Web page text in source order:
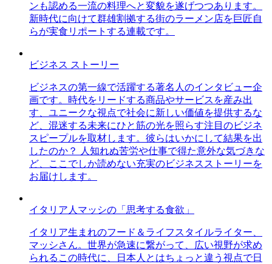
ンも認める一流の料理へと変貌を遂げつつあります。
新時代に向けて群雄割拠する街のラーメン店を巨匠自
らが実食リポートする連載です。
ビジネス ストーリー
ビジネスの第一線で活躍する著名人のインタビュー企
画です。時代をリードする商品やサービスを産み出
す、ユニークな視点で社会に新しい価値を提供するな
ど、混迷する未来にひと筋の光を照らす注目のビジネ
スピープルを取材します。彼らはいかにして結果を出
したのか？ 人知れぬ苦労や仕事で得た意外な気づきな
ど、ここでしか読めない充実のビジネスストーリーを
お届けします。
イタリア人マッシの「思考する食欲」
イタリア生まれのフード＆ライフスタイルライター、
マッシさん。世界が急速に繋がって、広い視野が求め
られるこの時代に、日本人とはちょっと違う視点で日